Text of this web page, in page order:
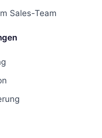
Sales-Team